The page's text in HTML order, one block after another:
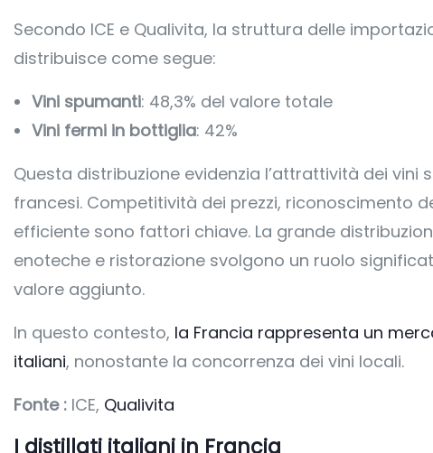
Secondo ICE e Qualivita, la struttura delle
distribuisce come segue:
Vini spumanti: 48,3% del valore totale
Vini fermi in bottiglia: 42%
Questa distribuzione evidenzia l’attrattività dei
francesi. Competitività dei prezzi, riconoscimento
efficiente sono fattori chiave. La grande
enoteche e ristorazione svolgono un ruolo
valore aggiunto.
In questo contesto, la Francia rappresenta un
italiani, nonostante la concorrenza dei vini locali.
Fonte : ICE, Qualivita
I distillati italiani in Francia